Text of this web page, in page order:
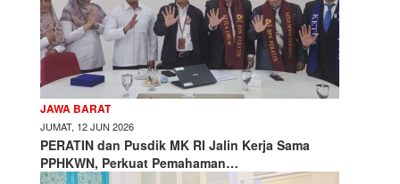
JAWA BARAT
JUMAT, 12 JUN 2026
PERATIN dan Pusdik MK RI Jalin Kerja Sama
PPHKWN, Perkuat Pemahaman…